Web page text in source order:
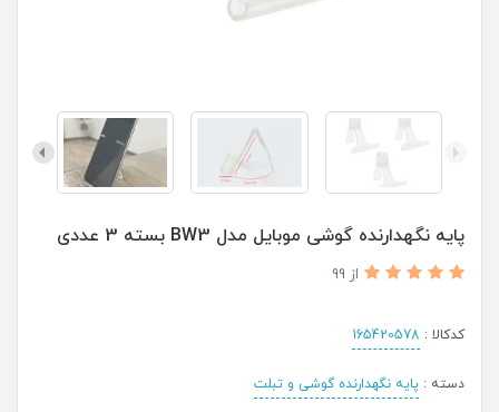
پایه نگهدارنده گوشی موبایل مدل BW3 بسته 3 عددی
از 99
کدکالا : 165420578
دسته : پایه نگهدارنده گوشی و تبلت